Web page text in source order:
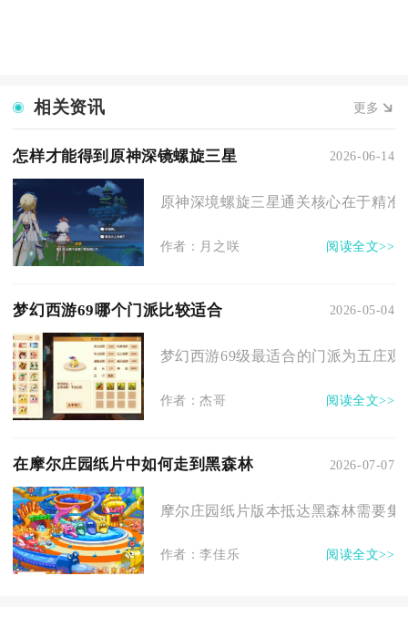
相关资讯 更多
怎样才能得到原神深镜螺旋三星 2026-06-14
原神深境螺旋三星通关核心在于精
作者：月之咲 阅读全文>>
梦幻西游69哪个门派比较适合 2026-05-04
梦幻西游69级最适合的门派为五庄
作者：杰哥 阅读全文>>
在摩尔庄园纸片中如何走到黑森林 2026-07-07
摩尔庄园纸片版本抵达黑森林需要
作者：李佳乐 阅读全文>>